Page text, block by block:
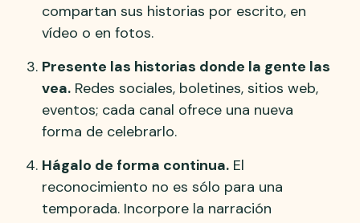
compartan sus historias por escrito, en
vídeo o en fotos.
Presente las historias donde la gente las
vea.Redes sociales, boletines, sitios web,
eventos; cada canal ofrece una nueva
forma de celebrarlo.
Hágalo de forma continua.El
reconocimiento no es sólo para una
temporada. Incorpore la narración